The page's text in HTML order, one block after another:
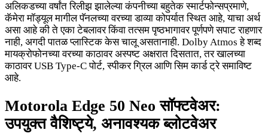
अलिकडच्या वर्षांत रिलीझ झालेल्या कंपनीच्या बहुतेक स्मार्टफोन्सप्रमाणे,
कॅमेरा मॉड्यूल मागील पॅनलच्या वरच्या डाव्या कोपर्यात स्थित आहे, याचा अर्थ
असा आहे की ते एका टेबलावर किंवा तत्सम पृष्ठभागावर पूर्णपणे सपाट राहणार
नाही, अगदी पातळ प्लास्टिक केस चालू असतानाही. Dolby Atmos हे शब्द
मायक्रोफोनच्या वरच्या काठावर अस्पष्ट अक्षरात दिसतात, तर खालच्या
काठावर USB Type-C पोर्ट, स्पीकर ग्रिल आणि सिम कार्ड ट्रे समाविष्ट
आहे.
Motorola Edge 50 Neo सॉफ्टवेअर:
उपयुक्त वैशिष्ट्ये, अनावश्यक ब्लोटवेअर